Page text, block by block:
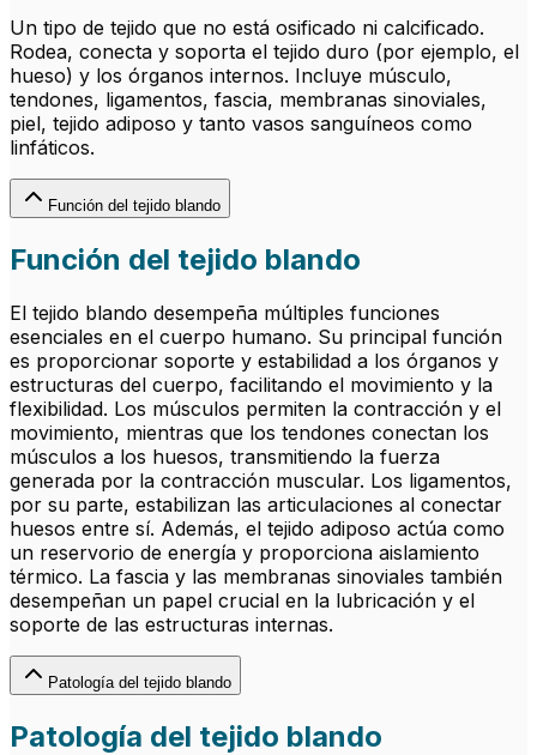
Un tipo de tejido que no está osificado ni calcificado.
Rodea, conecta y soporta el tejido duro (por ejemplo, el
hueso) y los órganos internos. Incluye músculo,
tendones, ligamentos, fascia, membranas sinoviales,
piel, tejido adiposo y tanto vasos sanguíneos como
linfáticos.
Función del tejido blando
Función del tejido blando
El tejido blando desempeña múltiples funciones
esenciales en el cuerpo humano. Su principal función
es proporcionar soporte y estabilidad a los órganos y
estructuras del cuerpo, facilitando el movimiento y la
flexibilidad. Los músculos permiten la contracción y el
movimiento, mientras que los tendones conectan los
músculos a los huesos, transmitiendo la fuerza
generada por la contracción muscular. Los ligamentos,
por su parte, estabilizan las articulaciones al conectar
huesos entre sí. Además, el tejido adiposo actúa como
un reservorio de energía y proporciona aislamiento
térmico. La fascia y las membranas sinoviales también
desempeñan un papel crucial en la lubricación y el
soporte de las estructuras internas.
Patología del tejido blando
Patología del tejido blando